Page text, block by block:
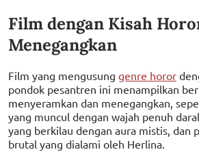
Film dengan Kisah
Menegangkan
Film yang mengusung genre horor
pondok pesantren ini menampilkan
menyeramkan dan menegangkan,
yang muncul dengan wajah penuh
yang berkilau dengan aura mistis, dan
brutal yang dialami oleh Herlina.